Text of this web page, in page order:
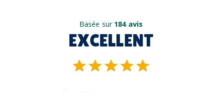
Basée sur 184 avis
EXCELLENT